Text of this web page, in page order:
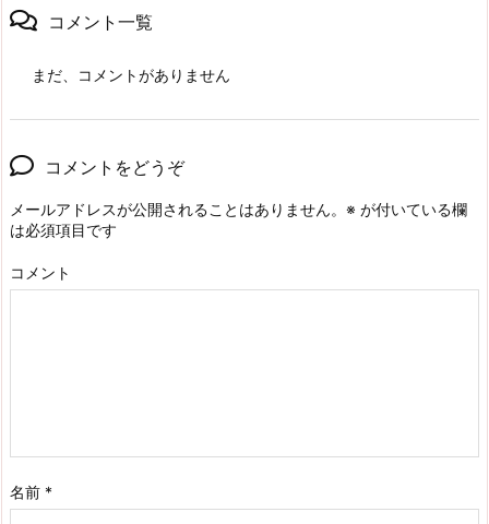
コメント一覧
まだ、コメントがありません
コメントをどうぞ
メールアドレスが公開されることはありません。 ※ が付いている欄
は必須項目です
コメント
名前 *